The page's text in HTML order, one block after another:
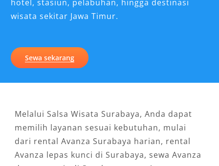
hotel, stasiun, pelabuhan, hingga destinasi
wisata sekitar Jawa Timur.
Sewa sekarang
Melalui Salsa Wisata Surabaya, Anda dapat
memilih layanan sesuai kebutuhan, mulai
dari rental Avanza Surabaya harian, rental
Avanza lepas kunci di Surabaya, sewa Avanza